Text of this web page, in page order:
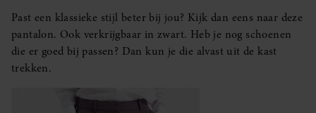
Past een klassieke stijl beter bij jou? Kijk dan eens naar deze
pantalon. Ook verkrijgbaar in zwart. Heb je nog schoenen
die er goed bij passen? Dan kun je die alvast uit de kast
trekken.